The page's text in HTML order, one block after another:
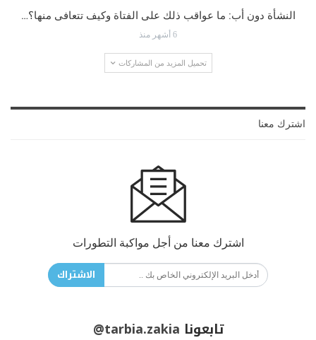
النشأة دون أب: ما عواقب ذلك على الفتاة وكيف تتعافى منها؟…
6 أشهر منذ
تحميل المزيد من المشاركات
اشترك معنا
اشترك معنا من أجل مواكبة التطورات
الاشتراك
تابعونا @tarbia.zakia